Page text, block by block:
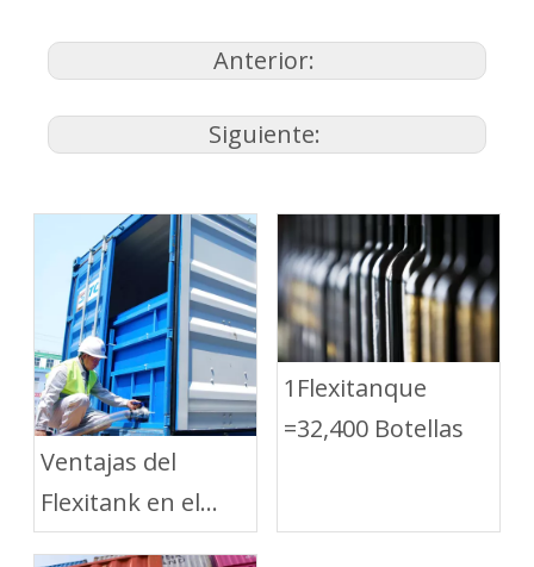
Anterior:
Siguiente:
Ventajas del
Flexitank en el
Transporte Corto
1Flexitanque
=32,400 Botellas